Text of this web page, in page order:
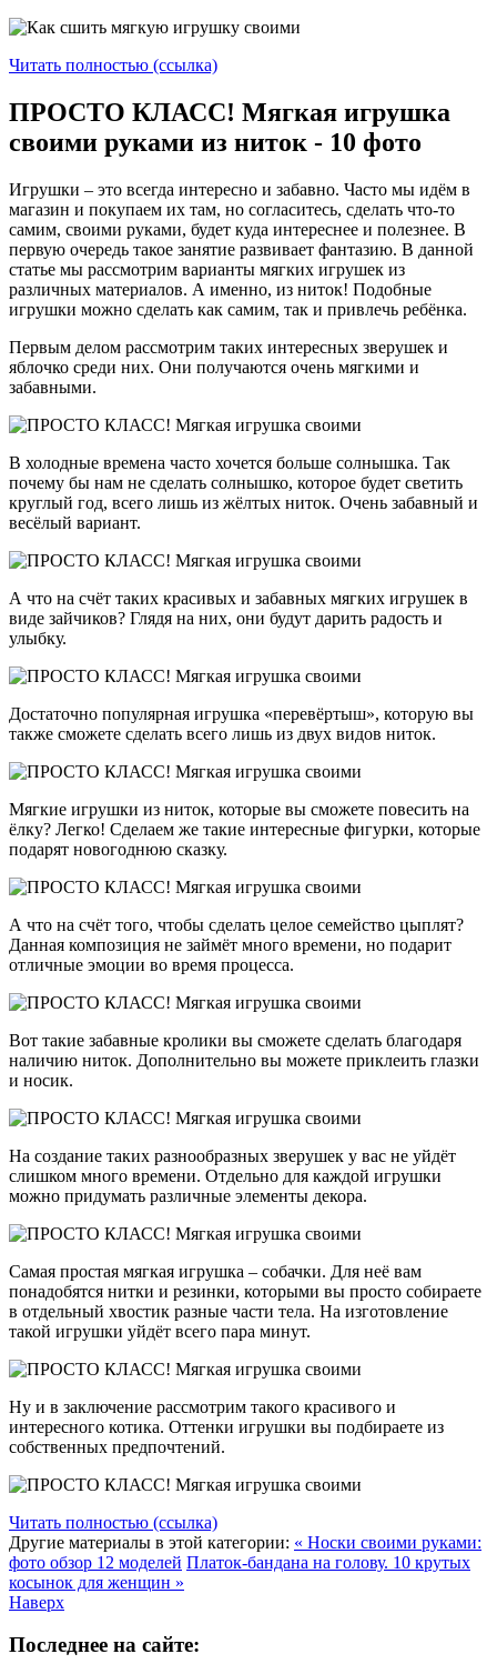
Читать полностью (ссылка)
ПРОСТО КЛАСС! Мягкая игрушка
своими руками из ниток - 10 фото
Игрушки – это всегда интересно и забавно. Часто мы идём в
магазин и покупаем их там, но согласитесь, сделать что-то
самим, своими руками, будет куда интереснее и полезнее. В
первую очередь такое занятие развивает фантазию. В данной
статье мы рассмотрим варианты мягких игрушек из
различных материалов. А именно, из ниток! Подобные
игрушки можно сделать как самим, так и привлечь ребёнка.
Первым делом рассмотрим таких интересных зверушек и
яблочко среди них. Они получаются очень мягкими и
забавными.
В холодные времена часто хочется больше солнышка. Так
почему бы нам не сделать солнышко, которое будет светить
круглый год, всего лишь из жёлтых ниток. Очень забавный и
весёлый вариант.
А что на счёт таких красивых и забавных мягких игрушек в
виде зайчиков? Глядя на них, они будут дарить радость и
улыбку.
Достаточно популярная игрушка «перевёртыш», которую вы
также сможете сделать всего лишь из двух видов ниток.
Мягкие игрушки из ниток, которые вы сможете повесить на
ёлку? Легко! Сделаем же такие интересные фигурки, которые
подарят новогоднюю сказку.
А что на счёт того, чтобы сделать целое семейство цыплят?
Данная композиция не займёт много времени, но подарит
отличные эмоции во время процесса.
Вот такие забавные кролики вы сможете сделать благодаря
наличию ниток. Дополнительно вы можете приклеить глазки
и носик.
На создание таких разнообразных зверушек у вас не уйдёт
слишком много времени. Отдельно для каждой игрушки
можно придумать различные элементы декора.
Самая простая мягкая игрушка – собачки. Для неё вам
понадобятся нитки и резинки, которыми вы просто собираете
в отдельный хвостик разные части тела. На изготовление
такой игрушки уйдёт всего пара минут.
Ну и в заключение рассмотрим такого красивого и
интересного котика. Оттенки игрушки вы подбираете из
собственных предпочтений.
Читать полностью (ссылка)
Другие материалы в этой категории: « Носки своими руками:
фото обзор 12 моделей Платок-бандана на голову. 10 крутых
косынок для женщин »
Наверх
Последнее на сайте: